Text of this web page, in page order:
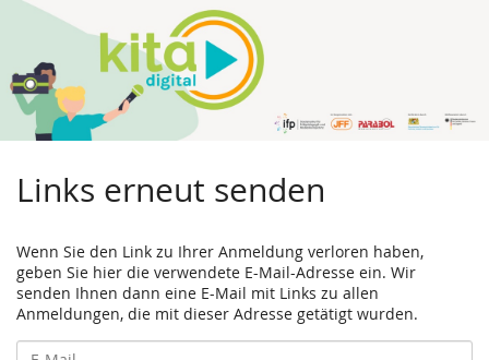
Links erneut senden
Wenn Sie den Link zu Ihrer Anmeldung verloren haben,
geben Sie hier die verwendete E-Mail-Adresse ein. Wir
senden Ihnen dann eine E-Mail mit Links zu allen
Anmeldungen, die mit dieser Adresse getätigt wurden.